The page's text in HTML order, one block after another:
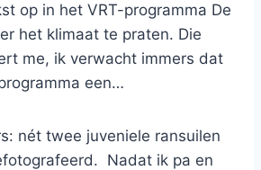
op in het VRT-programma De
het klimaat te praten. Die
me, ik verwacht immers dat
een…
nét twee juveniele ransuilen
Nadat ik pa en